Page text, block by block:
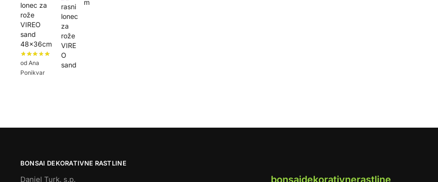
lonec za
rože
VIREO
sand
48x36cm
od Ana
Ponikvar
BONSAI DEKORATIVNE RASTLINE
Daniel Turk, s.p.